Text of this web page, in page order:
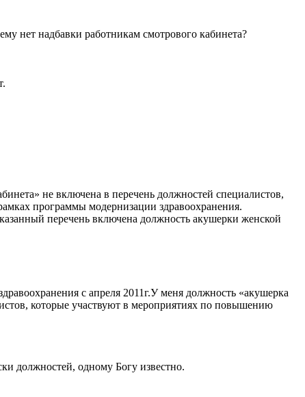
нет надбавки работникам смотрового кабинета?
не включена в перечень должностей специалистов,
программы модернизации здравоохранения.
перечень включена должность акушерки женской
с апреля 2011г.У меня должность «акушерка
которые участвуют в мероприятиях по повышению
должностей, одному Богу известно.